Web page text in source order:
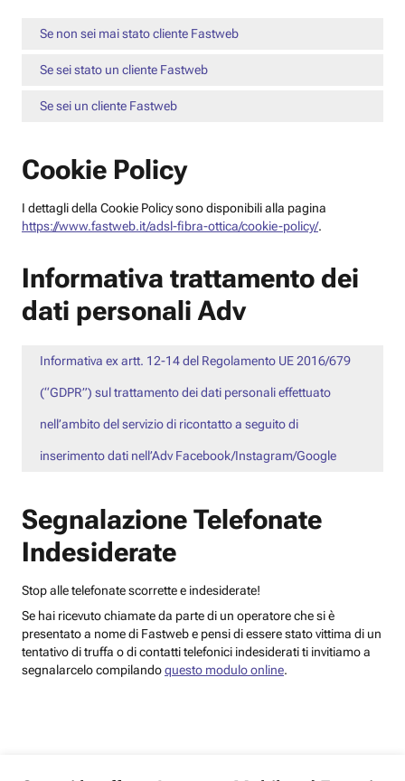
Se non sei mai stato cliente Fastweb
Se sei stato un cliente Fastweb
Se sei un cliente Fastweb
Cookie Policy
I dettagli della Cookie Policy sono disponibili alla pagina
https://www.fastweb.it/adsl-fibra-ottica/cookie-policy/.
Informativa trattamento dei
dati personali Adv
Informativa ex artt. 12-14 del Regolamento UE 2016/679
(“GDPR”) sul trattamento dei dati personali effettuato
nell’ambito del servizio di ricontatto a seguito di
inserimento dati nell’Adv Facebook/Instagram/Google
Segnalazione Telefonate
Indesiderate
Stop alle telefonate scorrette e indesiderate!
Se hai ricevuto chiamate da parte di un operatore che si è
presentato a nome di Fastweb e pensi di essere stato vittima di un
tentativo di truffa o di contatti telefonici indesiderati ti invitiamo a
segnalarcelo compilandoquesto modulo online.